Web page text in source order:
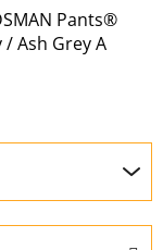
Pants®
/ Ash Grey A